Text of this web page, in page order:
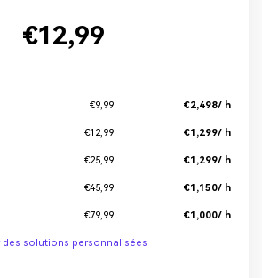
€12,99
€9,99 €2,498/ h
€12,99 €1,299/ h
€25,99 €1,299/ h
€45,99 €1,150/ h
€79,99 €1,000/ h
solutions personnalisées